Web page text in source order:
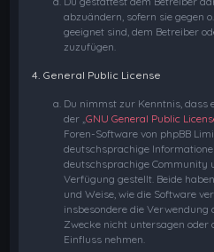
abzuändern, sofern sie gegen
geeignet sind, dem Betreiber
zuzufügen.
4. General Public License
Du nimmst zur Kenntnis, dass
der „GNU General Public
Foren-Software von phpBB
deutschsprachige
deutschsprachige Community
Verfügung gestellt. Beide
und Weise, wie die Software
insbesondere die
Zwecke nicht untersagen oder
Einfluss nehmen.